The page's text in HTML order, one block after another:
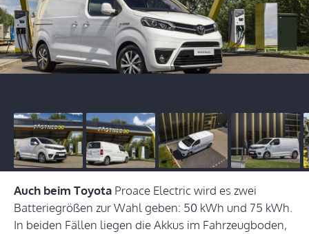
Auch beim Toyota Proace Electric wird es zwei
Batteriegrößen zur Wahl geben: 50 kWh und 75 kWh.
In beiden Fällen liegen die Akkus im Fahrzeugboden,